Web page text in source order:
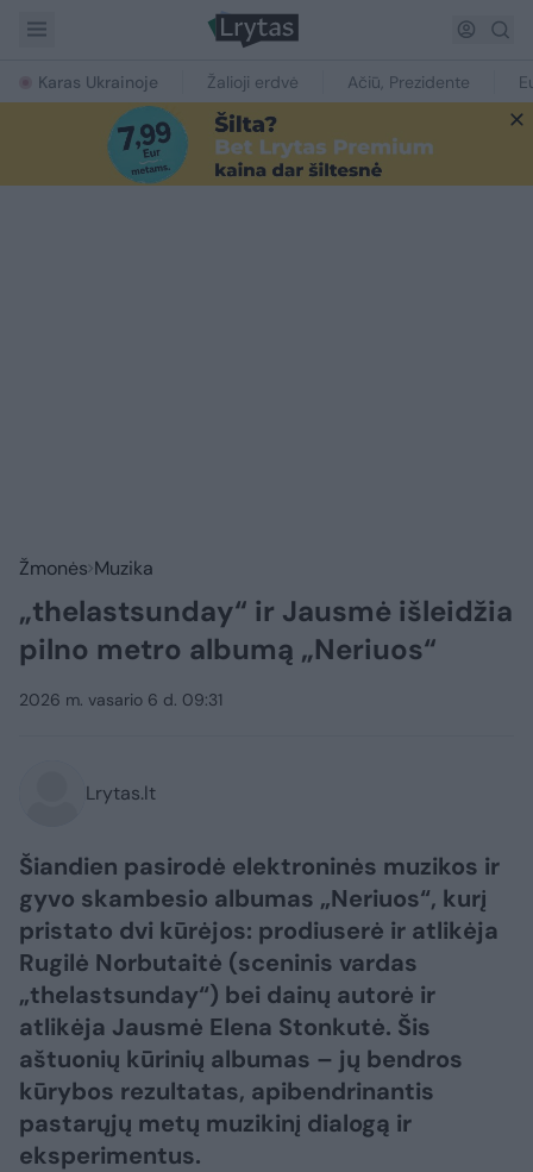
Karas Ukrainoje Žalioji erdvė Ačiū, Prezidente
Žmonės Muzika
„thelastsunday“ ir Jausmė išleidžia
pilno metro albumą „Neriuos“
2026 m. vasario 6 d. 09:31
Lrytas.lt
Šiandien pasirodė elektroninės muzikos ir
gyvo skambesio albumas „Neriuos“, kurį
pristato dvi kūrėjos: prodiuserė ir atlikėja
Rugilė Norbutaitė (sceninis vardas
„thelastsunday“) bei dainų autorė ir
atlikėja Jausmė Elena Stonkutė. Šis
aštuonių kūrinių albumas – jų bendros
kūrybos rezultatas, apibendrinantis
pastarųjų metų muzikinį dialogą ir
eksperimentus.